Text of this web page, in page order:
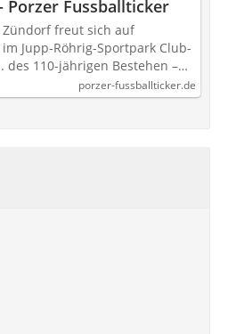
Porzer Fussballticker
Zündorf freut sich auf
Jupp-Röhrig-Sportpark Club-
des 110-jährigen Bestehen –…
porzer-fussballticker.de